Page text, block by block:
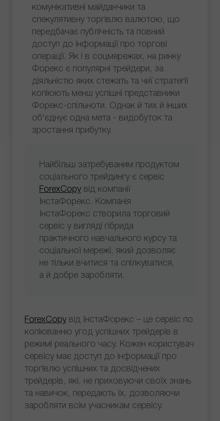
комунікативні майданчики та
спекулятивну торгівлю валютою, що
передбачає публічність та повний
доступ до інформації про торгові
операції. Як і в соцмережах, на ринку
Форекс є популярні трейдери, за
діяльністю яких стежать та чиї стратегії
копіюють менш успішні представники
Форекс-спільноти. Однак й тих й інших
об'єднує одна мета - видобуток та
зростання прибутку.
Найбільш затребуваним продуктом
соціального трейдингу є сервіс
ForexCopy від компанії
ІнстаФорекс. Компанія
ІнстаФорекс створила торговий
сервіс у вигляді гібрида
практичного навчального курсу та
соціальної мережі, який дозволяє
не тільки вчитися та спілкуватися,
а й добре заробляти.
ForexCopy від ІнстаФорекс – це сервіс по
копіюванню угод успішних трейдерів в
режимі реального часу. Кожен користувач
сервісу має доступ до інформації про
торгівлю успішних та досвідчених
трейдерів, які, не приховуючи своїх знань
та навичок, передають їх, дозволяючи
заробляти всім учасникам сервісу.